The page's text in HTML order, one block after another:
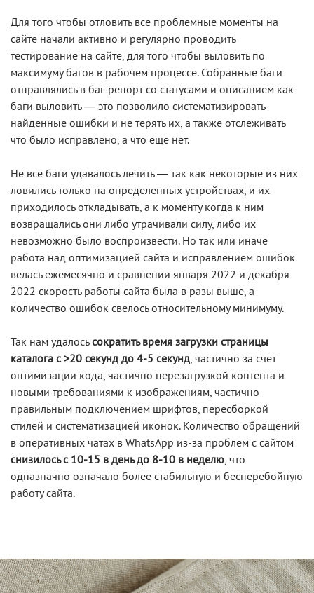
Для того чтобы отловить все проблемные моменты на
сайте начали активно и регулярно проводить
тестирование на сайте, для того чтобы выловить по
максимуму багов в рабочем процессе. Собранные баги
отправлялись в баг-репорт со статусами и описанием как
баги выловить — это позволило систематизировать
найденные ошибки и не терять их, а также отслеживать
что было исправлено, а что еще нет.
Не все баги удавалось лечить — так как некоторые из них
ловились только на определенных устройствах, и их
приходилось откладывать, а к моменту когда к ним
возвращались они либо утрачивали силу, либо их
невозможно было воспроизвести. Но так или иначе
работа над оптимизацией сайта и исправлением ошибок
велась ежемесячно и сравнении января 2022 и декабря
2022 скорость работы сайта была в разы выше, а
количество ошибок свелось относительному минимуму.
Так нам удалосьсократить время загрузки страницы
каталога с >20 секунд до 4-5 секунд, частично за счет
оптимизации кода, частично перезагрузкой контента и
новыми требованиями к изображениям, частично
правильным подключением шрифтов, пересборкой
стилей и систематизацией иконок. Количество обращений
в оперативных чатах в WhatsApp из-за проблем с сайтом
снизилось с 10-15 в день до 8-10 в неделю, что
одназначно означало более стабильную и бесперебойную
работу сайта.